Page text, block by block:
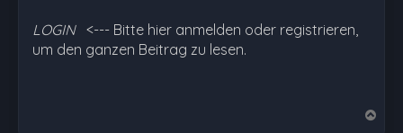
LOGIN <--- Bitte hier anmelden oder registrieren,
um den ganzen Beitrag zu lesen.